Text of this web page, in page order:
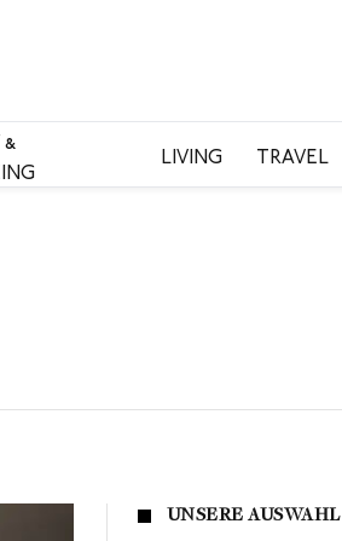
&
LIVING TRAVEL
UNSERE AUSWAHL